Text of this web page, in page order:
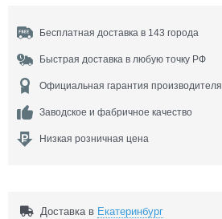
Бесплатная доставка в 143 города
Быстрая доставка в любую точку РФ
Официальная гарантия производителя
Заводское и фабричное качество
Низкая розничная цена
Доставка в Екатеринбург